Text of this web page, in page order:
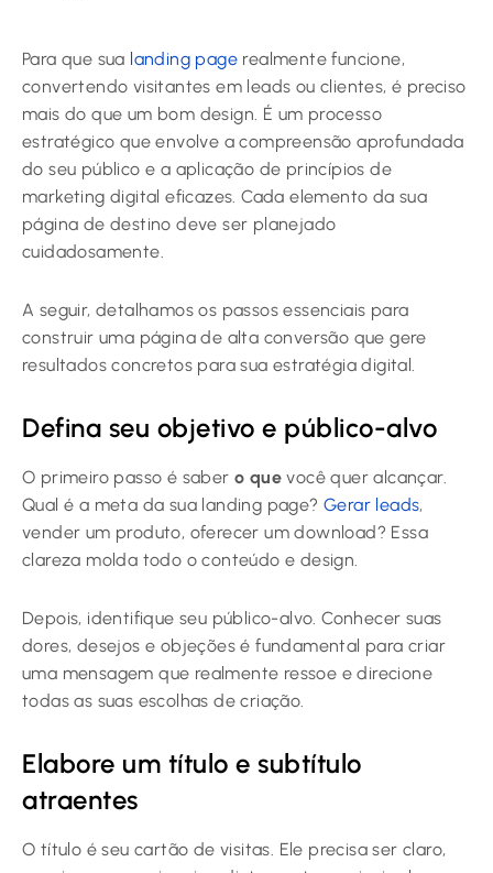
Para que sua landing page realmente funcione,
convertendo visitantes em leads ou clientes, é preciso
mais do que um bom design. É um processo
estratégico que envolve a compreensão aprofundada
do seu público e a aplicação de princípios de
marketing digital eficazes. Cada elemento da sua
página de destino deve ser planejado
cuidadosamente.
A seguir, detalhamos os passos essenciais para
construir uma página de alta conversão que gere
resultados concretos para sua estratégia digital.
Defina seu objetivo e público-alvo
O primeiro passo é saber o que você quer alcançar.
Qual é a meta da sua landing page? Gerar leads,
vender um produto, oferecer um download? Essa
clareza molda todo o conteúdo e design.
Depois, identifique seu público-alvo. Conhecer suas
dores, desejos e objeções é fundamental para criar
uma mensagem que realmente ressoe e direcione
todas as suas escolhas de criação.
Elabore um título e subtítulo
atraentes
O título é seu cartão de visitas. Ele precisa ser claro,